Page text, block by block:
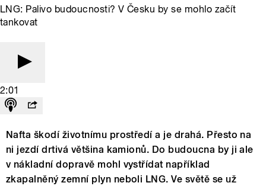
LNG: Palivo budoucnosti? V Česku by se mohlo začít
tankovat
2:01
Nafta škodí životnímu prostředí a je drahá. Přesto na
ni jezdí drtivá většina kamionů. Do budoucna by ji ale
v nákladní dopravě mohl vystřídat například
zkapalněný zemní plyn neboli LNG. Ve světě se už